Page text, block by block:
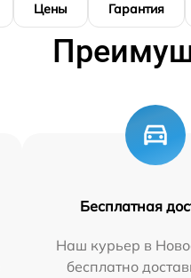
Цены Гарантия
Бесплатная
Наш курьер в
бесплатно